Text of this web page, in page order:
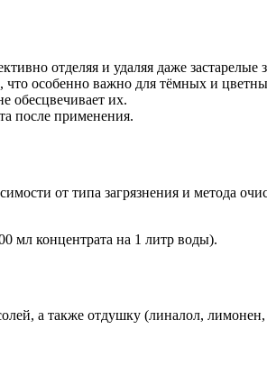
отделяя и удаляя даже застарелые
что особенно важно для тёмных и
обесцвечивает их.
после применения.
от типа загрязнения и метода
мл концентрата на 1 литр воды).
а также отдушку (линалол,